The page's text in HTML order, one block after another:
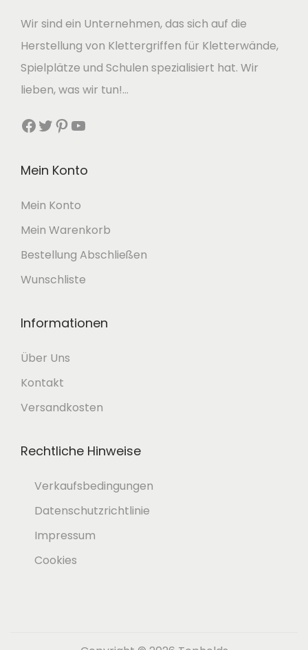
Wir sind ein Unternehmen, das sich auf die
Herstellung von Klettergriffen für Kletterwände,
Spielplätze und Schulen spezialisiert hat. Wir
lieben, was wir tun!…
Facebook Twitter Pinterest YouTube
Mein Konto
Mein Konto
Mein Warenkorb
Bestellung Abschließen
Wunschliste
Informationen
Über Uns
Kontakt
Versandkosten
Rechtliche Hinweise
Verkaufsbedingungen
Datenschutzrichtlinie
Impressum
Cookies